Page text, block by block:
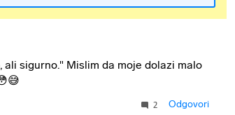
sigurno." Mislim da moje dolazi malo
2 Odgovori